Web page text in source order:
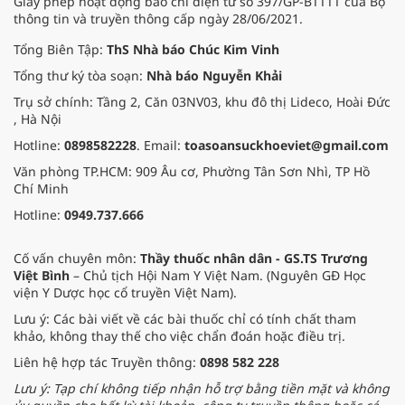
thông tin và truyền thông cấp ngày 28/06/2021.
Tổng Biên Tập: ThS Nhà báo Chúc Kim Vinh
Tổng thư ký tòa soạn: Nhà báo Nguyễn Khải
Trụ sở chính: Tầng 2, Căn 03NV03, khu đô thị Lideco, Hoài Đức
, Hà Nội
Hotline: 0898582228. Email: toasoansuckhoeviet@gmail.com
Văn phòng TP.HCM: 909 Âu cơ, Phường Tân Sơn Nhì, TP Hồ
Chí Minh
Hotline: 0949.737.666
Cố vấn chuyên môn: Thầy thuốc nhân dân - GS.TS Trương
Việt Bình – Chủ tịch Hội Nam Y Việt Nam. (Nguyên GĐ Học
viện Y Dược học cổ truyền Việt Nam).
Lưu ý: Các bài viết về các bài thuốc chỉ có tính chất tham
khảo, không thay thế cho việc chẩn đoán hoặc điều trị.
Liên hệ hợp tác Truyền thông: 0898 582 228
Lưu ý: Tạp chí không tiếp nhận hỗ trợ bằng tiền mặt và không